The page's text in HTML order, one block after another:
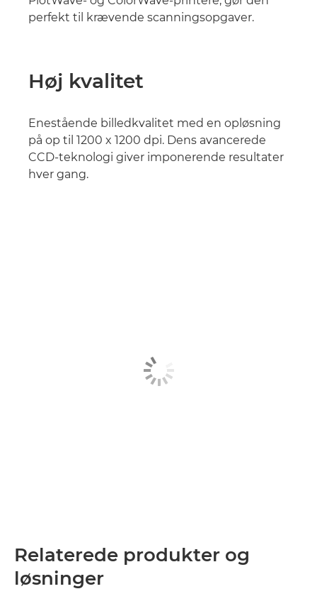
perfekt til krævende scanningsopgaver.
Høj kvalitet
Enestående billedkvalitet med en opløsning
på op til 1200 x 1200 dpi. Dens avancerede
CCD-teknologi giver imponerende resultater
hver gang.
Relaterede produkter og
løsninger